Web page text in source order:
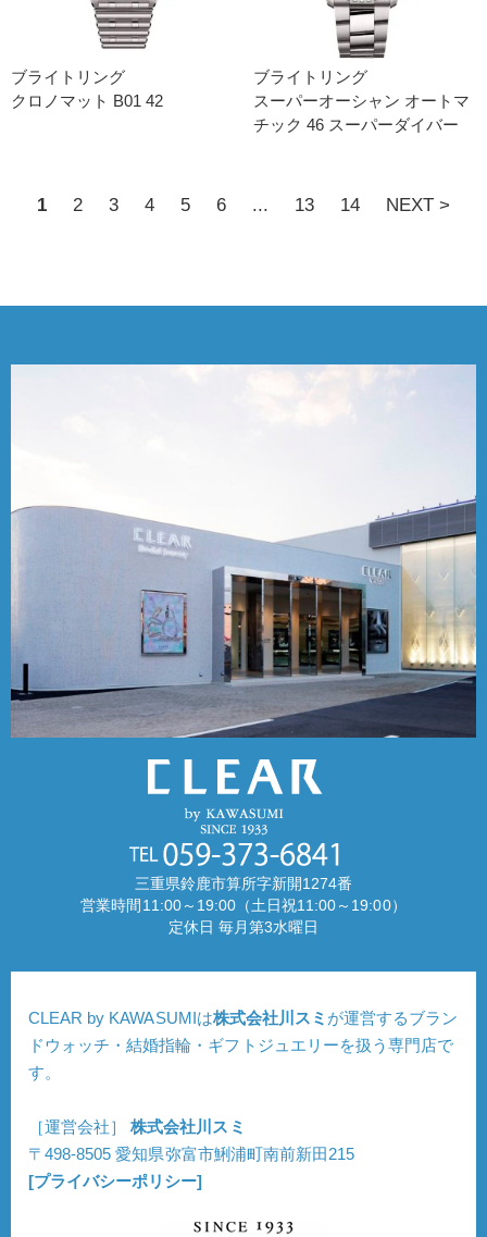
ブライトリング
クロノマット B01 42
ブライトリング
スーパーオーシャン オートマ
チック 46 スーパーダイバー
1 2 3 4 5 6 ... 13 14 NEXT >
三重県鈴鹿市算所字新開1274番
営業時間11:00～19:00（土日祝11:00～19:00）
定休日 毎月第3水曜日
CLEAR by KAWASUMIは株式会社川スミ が運営するブラン
ドウォッチ・結婚指輪・ギフトジュエリーを扱う専門店で
す。
［運営会社］株式会社川スミ
〒498-8505 愛知県弥富市鯏浦町南前新田215
[プライバシーポリシー]